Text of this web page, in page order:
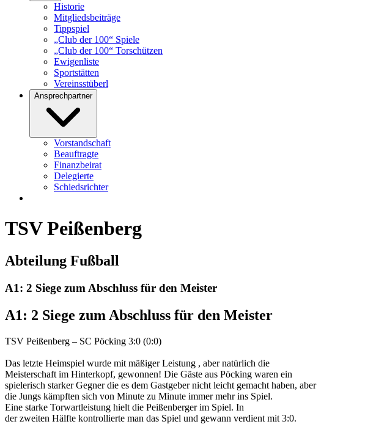
Historie
Mitgliedsbeiträge
Tippspiel
„Club der 100“ Spiele
„Club der 100“ Torschützen
Ewigenliste
Sportstätten
Vereinsstüberl
Ansprechpartner
Vorstandschaft
Beauftragte
Finanzbeirat
Delegierte
Schiedsrichter
TSV Peißenberg
Abteilung Fußball
A1: 2 Siege zum Abschluss für den Meister
A1: 2 Siege zum Abschluss für den Meister
TSV Peißenberg – SC Pöcking 3:0 (0:0)
Das letzte Heimspiel wurde mit mäßiger Leistung , aber natürlich die
Meisterschaft im Hinterkopf, gewonnen! Die Gäste aus Pöcking waren ein
spielerisch starker Gegner die es dem Gastgeber nicht leicht gemacht haben, aber
die Jungs kämpften sich von Minute zu Minute immer mehr ins Spiel.
Eine starke Torwartleistung hielt die Peißenberger im Spiel. In
der zweiten Hälfte kontrollierte man das Spiel und gewann verdient mit 3:0.